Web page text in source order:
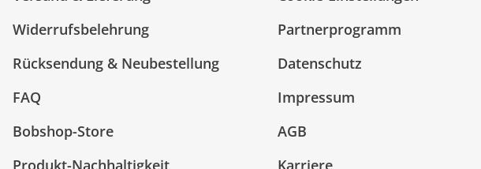
Widerrufsbelehrung
Rücksendung & Neubestellung
FAQ
Bobshop-Store
Partnerprogramm
Datenschutz
Impressum
AGB